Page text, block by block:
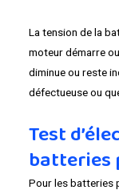
La tension de la
moteur démarre
diminue ou reste
défectueuse ou
Test
batteries
Pour les batteries